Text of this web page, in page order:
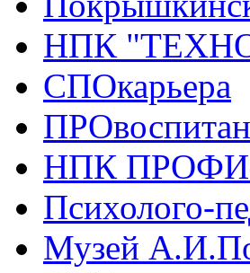
НПК
СПОкарьера
НПК
Психолого-
Музей